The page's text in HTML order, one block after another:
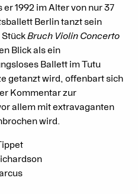
1992 im Alter von nur 37
Berlin tanzt sein
StückBruch Violin Concerto
Blick als ein
Ballett im Tutu
getanzt wird, offenbart sich
Kommentar zur
allem mit extravaganten
wird.